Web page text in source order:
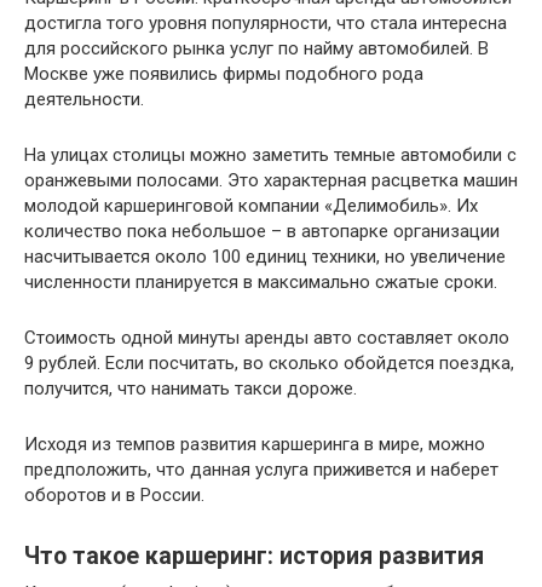
достигла того уровня популярности, что стала интересна
для российского рынка услуг по найму автомобилей. В
Москве уже появились фирмы подобного рода
деятельности.
На улицах столицы можно заметить темные автомобили с
оранжевыми полосами. Это характерная расцветка машин
молодой каршеринговой компании «Делимобиль». Их
количество пока небольшое – в автопарке организации
насчитывается около 100 единиц техники, но увеличение
численности планируется в максимально сжатые сроки.
Стоимость одной минуты аренды авто составляет около
9 рублей. Если посчитать, во сколько обойдется поездка,
получится, что нанимать такси дороже.
Исходя из темпов развития каршеринга в мире, можно
предположить, что данная услуга приживется и наберет
оборотов и в России.
Что такое каршеринг: история развития